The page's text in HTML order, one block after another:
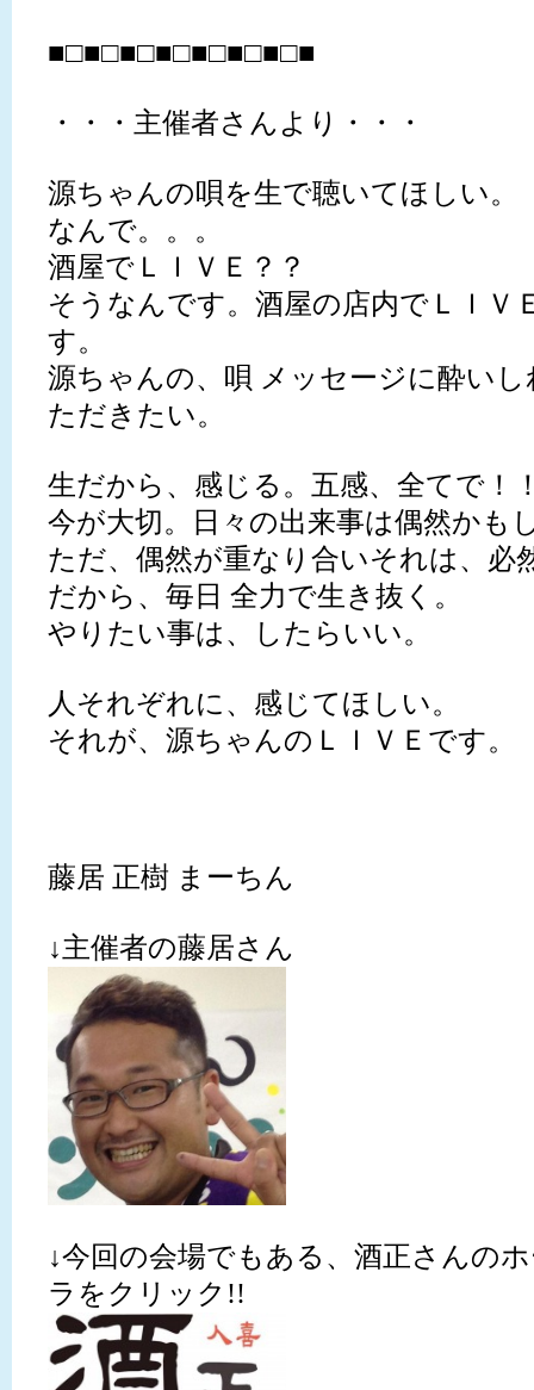
■□■□■□■□■□■□■□■
・・・主催者さんより・・・
源ちゃんの唄を生で聴いてほしい。
なんで。。。
酒屋でＬＩＶＥ？？
そうなんです。酒屋の店内でＬＩＶ
す。
源ちゃんの、唄 メッセージに酔い
ただきたい。
生だから、感じる。五感、全てで！
今が大切。日々の出来事は偶然かも
ただ、偶然が重なり合いそれは、必
だから、毎日 全力で生き抜く。
やりたい事は、したらいい。
人それぞれに、感じてほしい。
それが、源ちゃんのＬＩＶＥです。
藤居 正樹 まーちん
↓主催者の藤居さん
↓今回の会場でもある、酒正さんの
ラをクリック!!